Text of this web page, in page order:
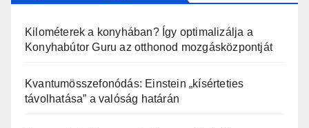
Kilométerek a konyhában? Így optimalizálja a
Konyhabútor Guru az otthonod mozgásközpontját
Kvantumösszefonódás: Einstein „kísérteties
távolhatása” a valóság határán